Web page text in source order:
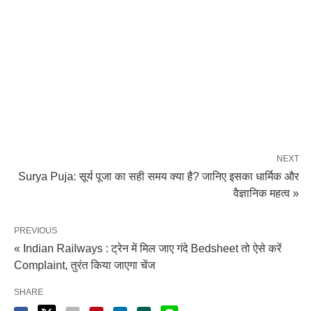
NEXT
Surya Puja: सूर्य पूजा का सही समय क्या है? जानिए इसका धार्मिक और
वैज्ञानिक महत्व »
PREVIOUS
« Indian Railways : ट्रेन में मिल जाए गंदे Bedsheet तो ऐसे करें
Complaint, तुरंत किया जाएगा चेंज
SHARE